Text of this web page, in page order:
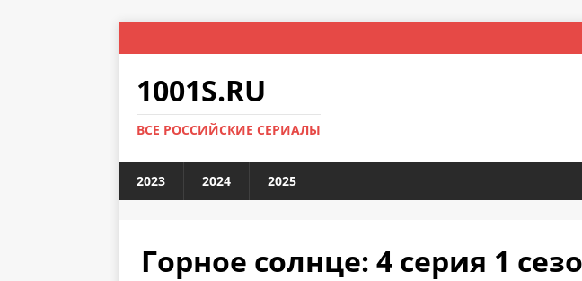
1001S.RU
ВСЕ РОССИЙСКИЕ СЕРИАЛЫ
2023 2024 2025
Горное солнце: 4 серия 1